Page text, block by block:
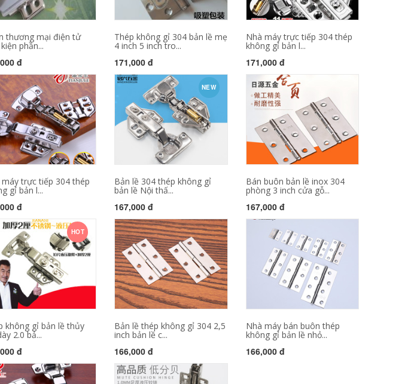
thương mại điện tử
phần...
đ
Thép không gỉ 304 bản lề mẹ
4 inch 5 inch tro...
171,000 đ
Nhà máy trực tiếp 304 thép
không gỉ bản l...
171,000 đ
máy trực tiếp 304 thép
gỉ bản l...
đ
NEW
Bản lề 304 thép không gỉ
bản lề Nội thấ...
167,000 đ
Bán buôn bản lề inox 304
phòng 3 inch cửa gỗ...
167,000 đ
HOT
không gỉ bản lề thủy
2.0 bả...
đ
Bản lề thép không gỉ 304 2,5
inch bản lề c...
166,000 đ
Nhà máy bán buôn thép
không gỉ bản lề nhỏ...
166,000 đ